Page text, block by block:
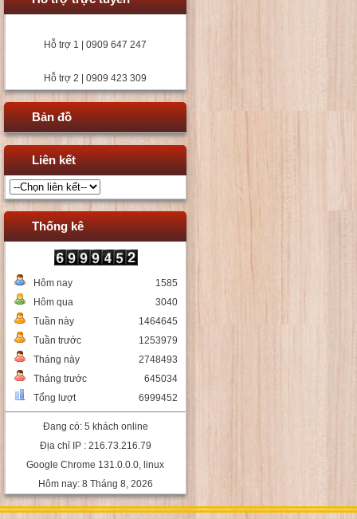
Hỗ trợ 1 | 0909 647 247
Hỗ trợ 2 | 0909 423 309
Bản đồ
Liên kết
Thống kê
Hôm nay
1585
Hôm qua
3040
Tuần này
1464645
Tuần trước
1253979
Tháng này
2748493
Tháng trước
645034
Tổng lượt
6999452
Đang có: 5 khách online
Địa chỉ IP : 216.73.216.79
Google Chrome 131.0.0.0, linux
Hôm nay: 8 Tháng 8, 2026